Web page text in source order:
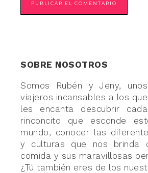
SOBRE NOSOTROS
Somos Rubén y Jeny, unos
viajeros incansables a los que
les encanta descubrir cada
rinconcito que esconde
mundo, conocer las
y culturas que nos brinda
comida y sus maravillosas
¿Tú también eres de los